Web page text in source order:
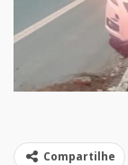
Compartilhe